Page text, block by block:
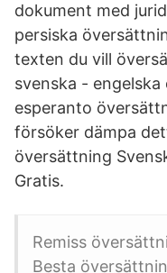
dokument med
persiska
texten du vill
svenska -
esperanto
försöker dämpa
översättning
Gratis.
Remiss
Besta